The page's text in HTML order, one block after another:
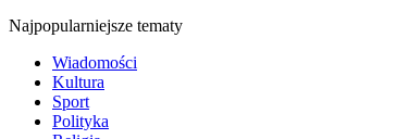
Najpopularniejsze tematy
Wiadomości
Kultura
Sport
Polityka